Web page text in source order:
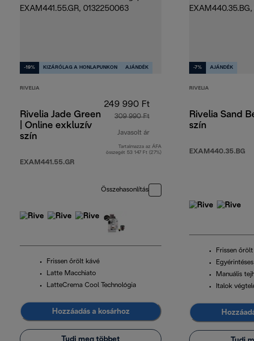
-19% KIZÁRÓLAG A HONLAPUNKON AJÁNDÉK
RIVELIA
Rivelia Jade Green
| Online exkluzív
szín
EXAM441.55.GR
249 990 Ft
309 990 Ft
Javasolt ár
eredeti ár 309 990 Ft
Tartalmazza az ÁFA
összegét 53 147 Ft (27%)
Összehasonlítás
Frissen őrölt kávé
Latte Macchiato
LatteCrema Cool Technológia
Hozzáadás a kosárhoz
Tudj meg többet
-7% AJÁNDÉK
RIVELIA
Rivelia Sand
szín
EXAM440.35.BG
Frissen
Manuális
Italok